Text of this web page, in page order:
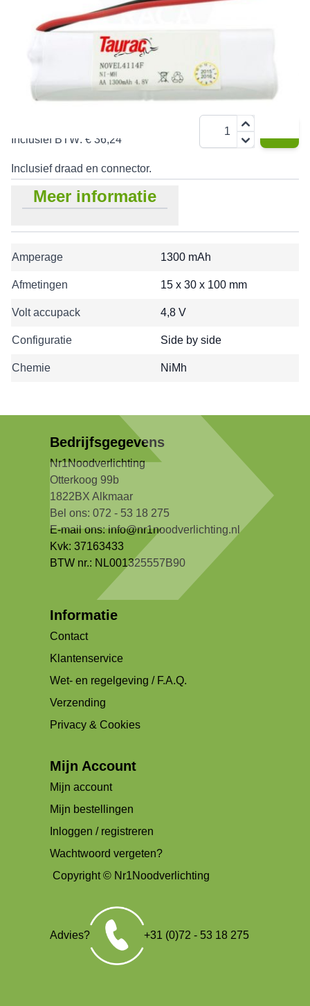
NiMh
Inclusief BTW: € 36,24
Inclusief draad en connector.
Meer informatie
Amperage 1300 mAh
Afmetingen 15 x 30 x 100 mm
Volt accupack 4,8 V
Configuratie Side by side
Chemie NiMh
Bedrijfsgegevens
Nr1Noodverlichting
Otterkoog 99b
1822BX Alkmaar
Bel ons: 072 - 53 18 275
E-mail ons:info@nr1noodverlichting.nl
Kvk: 37163433
BTW nr.: NL001325557B90
Informatie
Contact
Klantenservice
Wet- en regelgeving / F.A.Q.
Verzending
Privacy & Cookies
Mijn Account
Mijn account
Mijn bestellingen
Inloggen / registreren
Wachtwoord vergeten?
Copyright © Nr1Noodverlichting
Advies? +31 (0)72 - 53 18 275